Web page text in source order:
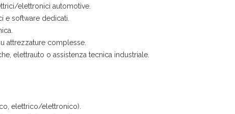
elettronici automotive.
e software dedicati.
attrezzature complesse.
elettrauto o assistenza tecnica industriale.
elettrico/elettronico).